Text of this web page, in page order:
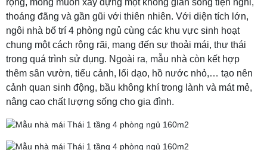
thoáng đãng và gần gũi với thiên nhiên. Với diện tích lớn,
ngôi nhà bố trí 4 phòng ngủ cùng các khu vực sinh hoạt
chung một cách rộng rãi, mang đến sự thoải mái, thư thái
trong quá trình sử dụng. Ngoài ra, mẫu nhà còn kết hợp
thêm sân vườn, tiểu cảnh, lối dạo, hồ nước nhỏ,… tạo nên
cảnh quan sinh động, bầu không khí trong lành và mát mẻ,
nâng cao chất lượng sống cho gia đình.